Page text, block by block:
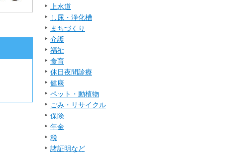
上水道
し尿・浄化槽
まちづくり
介護
福祉
食育
休日夜間診療
健康
ペット・動植物
ごみ・リサイクル
保険
年金
税
諸証明など